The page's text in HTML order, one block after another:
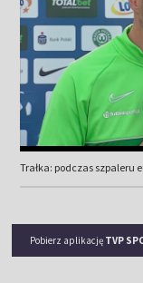
Trałka: podczas szpaleru
Pobierz aplikację TVP